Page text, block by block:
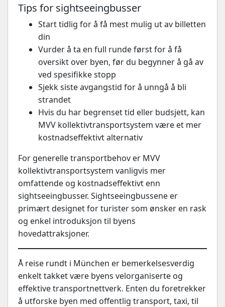
Tips for sightseeingbusser
Start tidlig for å få mest mulig ut av billetten
din
Vurder å ta en full runde først for å få
oversikt over byen, før du begynner å gå av
ved spesifikke stopp
Sjekk siste avgangstid for å unngå å bli
strandet
Hvis du har begrenset tid eller budsjett, kan
MVV kollektivtransportsystem være et mer
kostnadseffektivt alternativ
For generelle transportbehov er MVV
kollektivtransportsystem vanligvis mer
omfattende og kostnadseffektivt enn
sightseeingbusser. Sightseeingbussene er
primært designet for turister som ønsker en rask
og enkel introduksjon til byens
hovedattraksjoner.
Å reise rundt i München er bemerkelsesverdig
enkelt takket være byens velorganiserte og
effektive transportnettverk. Enten du foretrekker
å utforske byen med offentlig transport, taxi, til